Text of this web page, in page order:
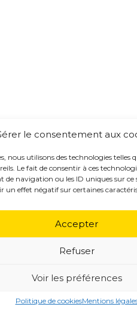
le consentement aux
nous utilisons des technologies telles
Le fait de consentir à ces
de navigation ou les ID uniques sur ce
un effet négatif sur certaines
Accepter
Refuser
Voir les préférences
Politique de cookiesMentions